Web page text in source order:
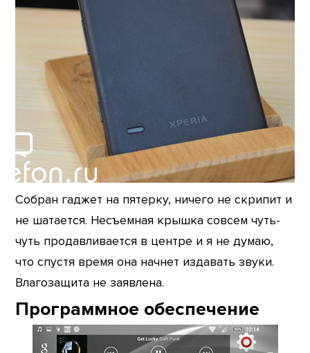
Собран гаджет на пятерку, ничего не скрипит и
не шатается. Несъемная крышка совсем чуть-
чуть продавливается в центре и я не думаю,
что спустя время она начнет издавать звуки.
Влагозащита не заявлена.
Программное обеспечение